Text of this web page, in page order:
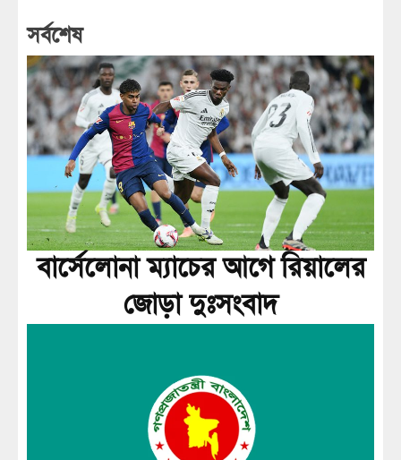
সর্বশেষ
বার্সেলোনা ম্যাচের আগে রিয়ালের
জোড়া দুঃসংবাদ